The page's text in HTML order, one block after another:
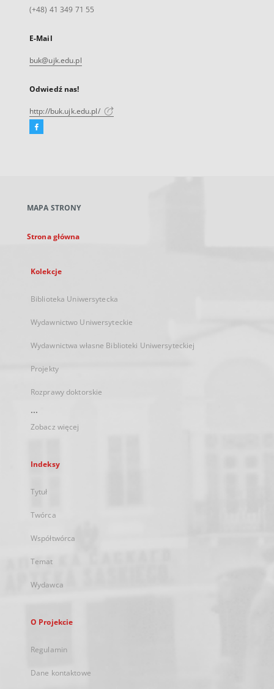
(+48) 41 349 71 55
E-Mail
buk@ujk.edu.pl
Odwiedź nas!
http://buk.ujk.edu.pl/
Facebook
karcie
MAPA STRONY
Strona główna
Kolekcje
Biblioteka Uniwersytecka
Wydawnictwo Uniwersyteckie
Wydawnictwa własne Biblioteki Uniwersyteckiej
Projekty
Rozprawy doktorskie
...
Zobacz więcej
Indeksy
Tytuł
Twórca
Współtwórca
Temat
Wydawca
O Projekcie
Regulamin
Dane kontaktowe